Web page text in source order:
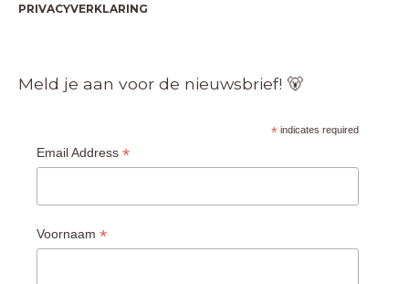
PRIVACYVERKLARING
Meld je aan voor de nieuwsbrief! 🐻
* indicates required
Email Address *
Voornaam *